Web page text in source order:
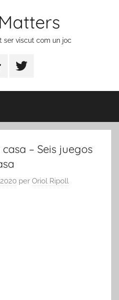
ser viscut com un joc
Element
menú
– Seis juegos
per Oriol Ripoll